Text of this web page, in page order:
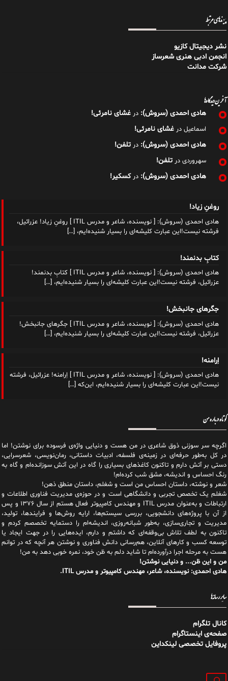
پیوندهای مرتبط
نشر دیجیتال کازیو
انجمن ادبی هنری شعرساز
شرکت مدانت
آخرین دیدگاه‌ها
هادی احمدی (سروش): در غشای نامرئی!
اسماعیل در غشای نامرئی!
هادی احمدی (سروش): در تلفن!
سهروردی در تلفن!
هادی احمدی (سروش): درکسکیر!
روغنِ زیاد!
هادی احمدی (سروش): [ نویسنده، شاعر و مدرس ITIL ] روغنِ زیاد! عزرائیل،
فرشته نیست!این عبارت کلیشه‌ای را بسیار شنیده‌ایم، […]
کتابِ بدنمند!
هادی احمدی (سروش): [ نویسنده، شاعر و مدرس ITIL ] کتابِ بدنمند!
عزرائیل، فرشته نیست!این عبارت کلیشه‌ای را بسیار شنیده‌ایم، […]
جگرهای جانبخش!
هادی احمدی (سروش): [ نویسنده، شاعر و مدرس ITIL ] جگرهای جانبخش!
عزرائیل، فرشته نیست!این عبارت کلیشه‌ای را بسیار شنیده‌ایم، […]
اِرامنه!
هادی احمدی (سروش): [ نویسنده، شاعر و مدرس ITIL ] اِرامنه! عزرائیل، فرشته
نیست!این عبارت کلیشه‌ای را بسیار شنیده‌ایم، این‌که […]
کوتاه درباره من
اگرچه سر سوزنی ذوق شاعری در من هست و دنیایی واژه‌‌ی فرسوده برای نوشتن! اما
در کل به‌طور حرفه‌ای در زمینه‌ی فلسفه، ادبیات داستانی، رمان‌نویسی، شعرسرایی،
دستی بر آتش دارم و تاکنون کاغذهای بسیاری را گاه در این آتش سوزانده‌ام و گاه به
رنگ احساس و اندیشه، مشق شب کرده‌ام!
شعر و نوشته، داستان احساس من است و شغلم، داستان منطق ذهن!
شغلم یک تخصص تجربی و دانشگاهی است و در حوزه‌ی مدیریت فناوری اطلاعات و
ارتباطات و به‌عنوان مدرس ITIL و مهندس کامپیوتر فعال هستم از سال ۱۳۷۶ و پس
از آن با پروژه‌های دانشجویی، بررسی سیستم‌ها، ارایه روش‌ها و فرایندها، تولید،
مدیریت و تجاری‌سازی، به‌طور شبانه‌روزی، اندیشه‌ام را دستمایه تخصصم کردم و
تاکنون به لطف تلاش بی‌وقفه‌ای که داشتم و دارم، اید‌ه‌هایی را در جهت ایجاد یا
توسعه کسب و کارهای آنلاین، هم‌رسانی دانش فناوری و نوشتن هر آنچه که در توانم
هست به مرحله اجرا درآورده‌ام تا شاید دلم به ظن خود، نمره خوبی دهد به من!
من و این ظن... و دنیایی نوشتن!
هادی احمدی: نویسنده، شاعر، مهندس کامپیوتر و مدرس ITIL.
سایر رسانه‌ها
کانال تلگرام
صفحه‌ی اینستاگرام
پروفایل تخصصی لینکداین
جستجو